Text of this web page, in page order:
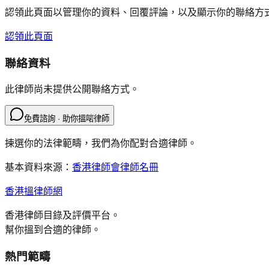
認領此頁面以管理你的資料、回覆評論，以及顯示你的聯絡方
認領此頁面
聯絡資料
此律師尚未提供公開聯絡方式。
免費諮詢 · 助你搵啱律師
揀選你的法律範疇，我們為你配對合適律師。
基本資料來源： 香港律師會律師名冊
香港搵律師網
香港律師目錄及評價平台。
幫你搵到合適的律師。
熱門範疇